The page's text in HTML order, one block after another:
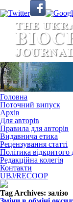
Головна
Поточний випуск
Архів
Для авторів
Правила для авторів
Видавнича етика
Рецензування статті
Політика відкритого
Редакційна колегія
Контакти
UBJ/RECOOP
Tag Archives: залізо